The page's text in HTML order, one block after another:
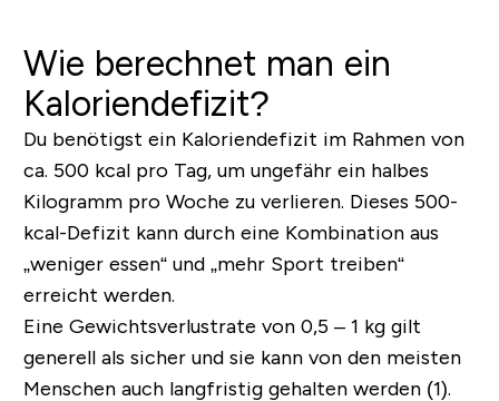
Wie berechnet man ein
Kaloriendefizit?
Du benötigst ein Kaloriendefizit im Rahmen von
ca. 500 kcal pro Tag, um ungefähr ein halbes
Kilogramm pro Woche zu verlieren. Dieses 500-
kcal-Defizit kann durch eine Kombination aus
„weniger essen“ und „mehr Sport treiben“
erreicht werden.
Eine Gewichtsverlustrate von 0,5 – 1 kg gilt
generell als sicher und sie kann von den meisten
Menschen auch langfristig gehalten werden (1).